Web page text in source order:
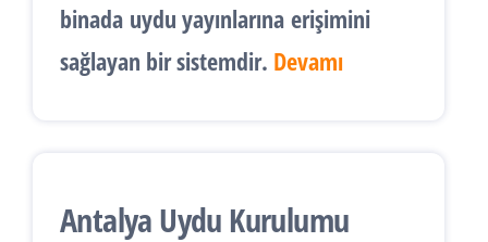
binada uydu yayınlarına erişimini
sağlayan bir sistemdir. Devamı
Antalya Uydu Kurulumu